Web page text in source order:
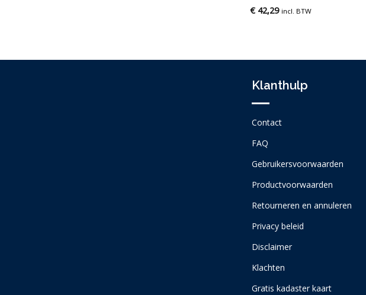
€42,29 incl. BTW
Klanthulp
Contact
FAQ
Gebruikersvoorwaarden
Productvoorwaarden
Retourneren en annuleren
Privacy beleid
Disclaimer
Klachten
Gratis kadaster kaart